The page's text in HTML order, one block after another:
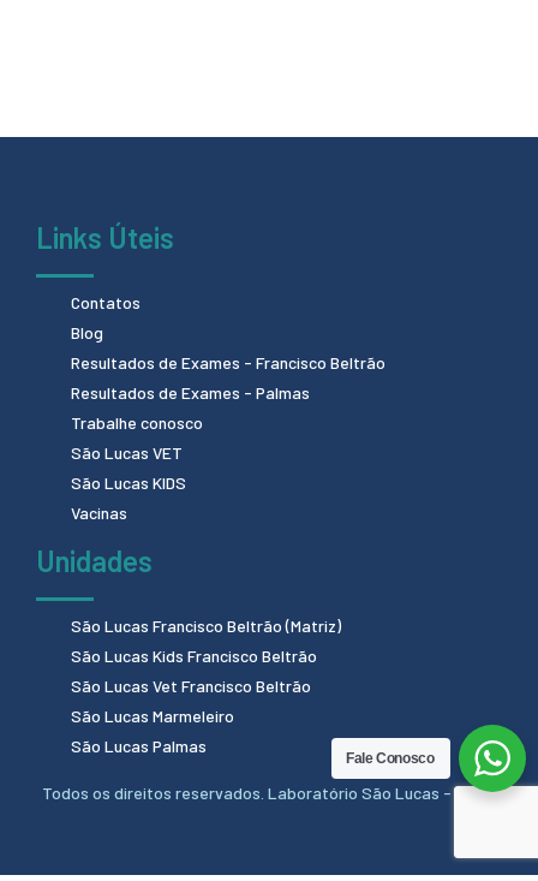
Links Úteis
Contatos
Blog
Resultados de Exames - Francisco Beltrão
Resultados de Exames - Palmas
Trabalhe conosco
São Lucas VET
São Lucas KIDS
Vacinas
Unidades
São Lucas Francisco Beltrão (Matriz)
São Lucas Kids Francisco Beltrão
São Lucas Vet Francisco Beltrão
São Lucas Marmeleiro
São Lucas Palmas
Todos os direitos reservados. Laboratório São Lucas - 2024.
Fale Conosco